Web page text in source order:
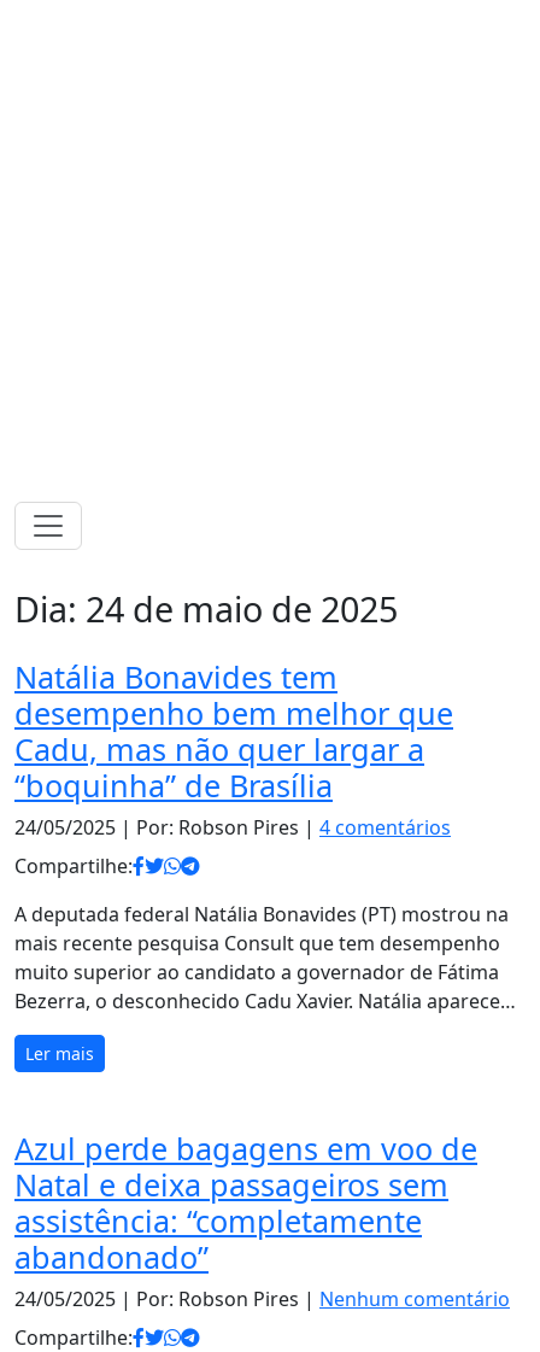
Dia: 24 de maio de 2025
Natália Bonavides tem
desempenho bem melhor que
Cadu, mas não quer largar a
“boquinha” de Brasília
24/05/2025 | Por: Robson Pires | 4 comentários
Compartilhe:
A deputada federal Natália Bonavides (PT) mostrou na
mais recente pesquisa Consult que tem desempenho
muito superior ao candidato a governador de Fátima
Bezerra, o desconhecido Cadu Xavier. Natália aparece…
Ler mais
Azul perde bagagens em voo de
Natal e deixa passageiros sem
assistência: “completamente
abandonado”
24/05/2025 | Por: Robson Pires | Nenhum comentário
Compartilhe: